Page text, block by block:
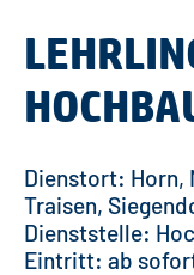
Dienstort: Horn,
Traisen,
Dienststelle:
Eintritt: ab